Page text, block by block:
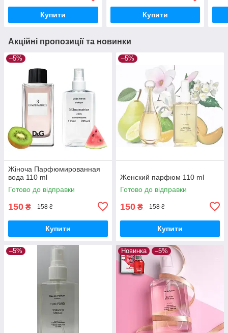
Купити Купити
Акційні пропозиції та новинки
–5%
Жіноча Парфюмированная
вода 110 ml
Готово до відправки
150 ₴ 158 ₴
Купити
–5%
Женский парфюм 110 ml
Готово до відправки
150 ₴ 158 ₴
Купити
–5% Новинка –5%